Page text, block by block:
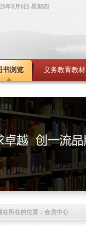
年8月6日 星期四
书浏览 义务教育教材
在所在的位置：会员中心